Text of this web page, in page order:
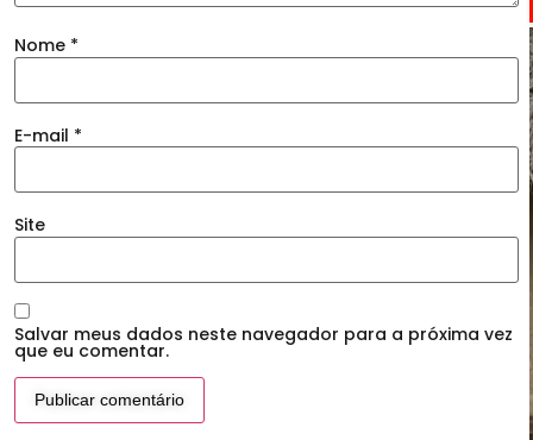
Nome *
E-mail *
Site
Salvar meus dados neste navegador para a próxima vez
que eu comentar.